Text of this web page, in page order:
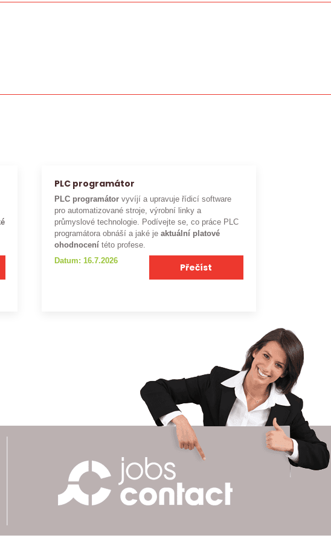
PLC programátor
PLC programátor vyvíjí a upravuje řídicí software
pro automatizované stroje, výrobní linky a
průmyslové technologie. Podívejte se, co práce PLC
programátora obnáší a jaké je aktuální platové
ohodnocení této profese.
Datum: 16.7.2026
Přečíst